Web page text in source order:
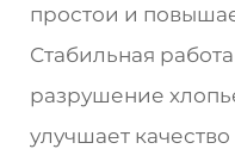
простои и
Стабильная
разрушение
улучшает